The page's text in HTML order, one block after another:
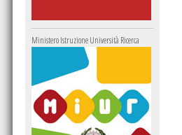
Ministero Istruzione Università Ricerca